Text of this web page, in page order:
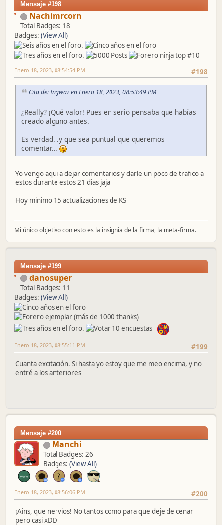
Mensaje #198
Nachimrcorn
Total Badges: 18
Badges: (View All)
#198
Enero 18, 2023, 08:54:54 PM
Cita de: Ingwaz en Enero 18, 2023, 08:53:49 PM
¿Really? ¡Qué valor! Pues en serio pensaba que habías
creado alguno antes.
Es verdad...y que sea puntual que queremos
comentar...
Yo vengo aqui a dejar comentarios y darle un poco de trafico a
estos durante estos 21 dias jaja
Hoy minimo 15 actualizaciones de KS
Mi único objetivo con esto es la insignia de la firma, la meta-firma.
Mensaje #199
danosuper
Total Badges: 11
Badges: (View All)
#199
Enero 18, 2023, 08:55:11 PM
Cuanta excitación. Si hasta yo estoy que me meo encima, y no
entré a los anteriores
Mensaje #200
Manchi
Total Badges: 26
Badges: (View All)
#200
Enero 18, 2023, 08:56:06 PM
¡Ains, que nervios! No tantos como para que deje de cenar
pero casi xDD